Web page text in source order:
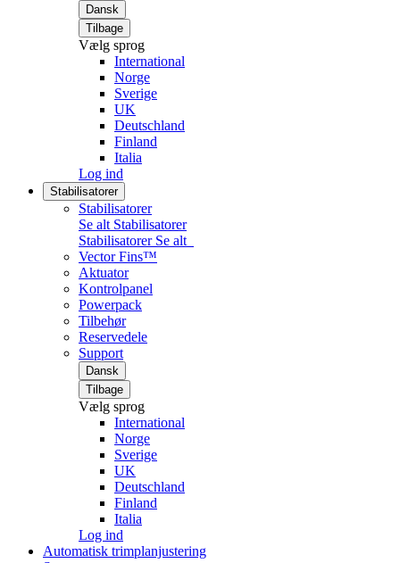
Dansk
Tilbage
Vælg sprog
International
Norge
Sverige
UK
Deutschland
Finland
Italia
Log ind
Stabilisatorer
Stabilisatorer
Se alt Stabilisatorer
Stabilisatorer Se alt
Vector Fins™
Aktuator
Kontrolpanel
Powerpack
Tilbehør
Reservedele
Support
Dansk
Tilbage
Vælg sprog
International
Norge
Sverige
UK
Deutschland
Finland
Italia
Log ind
Automatisk trimplanjustering